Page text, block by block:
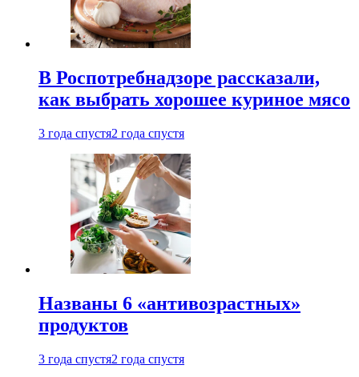
В Роспотребнадзоре рассказали,
как выбрать хорошее куриное мясо
3 года спустя2 года спустя
Названы 6 «антивозрастных»
продуктов
3 года спустя2 года спустя